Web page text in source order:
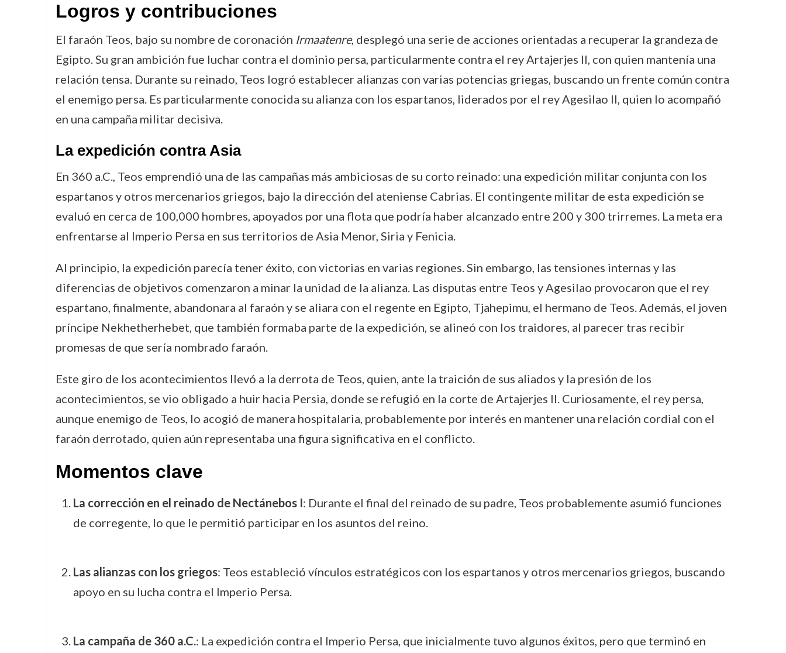
Logros y contribuciones
El faraón Teos, bajo su nombre de coronación Irmaatenre, desplegó una serie de acciones orientadas a recuperar la grandeza de
Egipto. Su gran ambición fue luchar contra el dominio persa, particularmente contra el rey Artajerjes II, con quien mantenía una
relación tensa. Durante su reinado, Teos logró establecer alianzas con varias potencias griegas, buscando un frente común contra
el enemigo persa. Es particularmente conocida su alianza con los espartanos, liderados por el rey Agesilao II, quien lo acompañó
en una campaña militar decisiva.
La expedición contra Asia
En 360 a.C., Teos emprendió una de las campañas más ambiciosas de su corto reinado: una expedición militar conjunta con los
espartanos y otros mercenarios griegos, bajo la dirección del ateniense Cabrias. El contingente militar de esta expedición se
evaluó en cerca de 100,000 hombres, apoyados por una flota que podría haber alcanzado entre 200 y 300 trirremes. La meta era
enfrentarse al Imperio Persa en sus territorios de Asia Menor, Siria y Fenicia.
Al principio, la expedición parecía tener éxito, con victorias en varias regiones. Sin embargo, las tensiones internas y las
diferencias de objetivos comenzaron a minar la unidad de la alianza. Las disputas entre Teos y Agesilao provocaron que el rey
espartano, finalmente, abandonara al faraón y se aliara con el regente en Egipto, Tjahepimu, el hermano de Teos. Además, el joven
príncipe Nekhetherhebet, que también formaba parte de la expedición, se alineó con los traidores, al parecer tras recibir
promesas de que sería nombrado faraón.
Este giro de los acontecimientos llevó a la derrota de Teos, quien, ante la traición de sus aliados y la presión de los
acontecimientos, se vio obligado a huir hacia Persia, donde se refugió en la corte de Artajerjes II. Curiosamente, el rey persa,
aunque enemigo de Teos, lo acogió de manera hospitalaria, probablemente por interés en mantener una relación cordial con el
faraón derrotado, quien aún representaba una figura significativa en el conflicto.
Momentos clave
La corrección en el reinado de Nectánebos I: Durante el final del reinado de su padre, Teos probablemente asumió funciones
de corregente, lo que le permitió participar en los asuntos del reino.
Las alianzas con los griegos: Teos estableció vínculos estratégicos con los espartanos y otros mercenarios griegos, buscando
apoyo en su lucha contra el Imperio Persa.
La campaña de 360 a.C.: La expedición contra el Imperio Persa, que inicialmente tuvo algunos éxitos, pero que terminó en